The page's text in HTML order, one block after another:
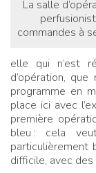
La salle
commandes à
elle qui n’est
d’opération,
programme en
place ici avec
première
bleu : cela
particulièrement
difficile, avec